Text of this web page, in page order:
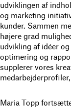
udviklingen af
og marketing
kunder. Sammen
højere grad
udvikling af idéer
optimering og
supplerer vores
Maria Topp